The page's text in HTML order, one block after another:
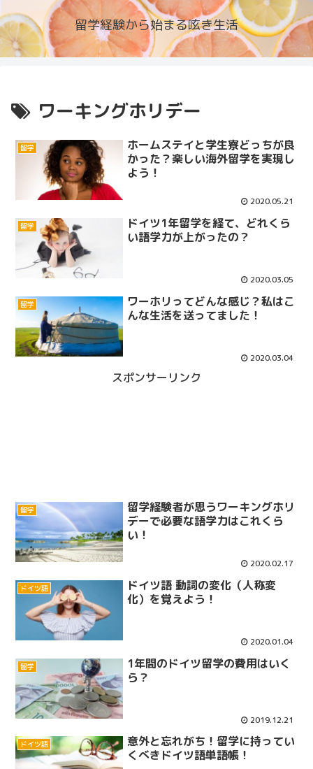
留学経験から始まる呟き生活
ワーキングホリデー
留学
ホームステイと学生寮どっちが良
かった？楽しい海外留学を実現し
よう！
2020.05.21
留学
ドイツ1年留学を経て、どれくら
い語学力が上がったの？
2020.03.05
留学
ワーホリってどんな感じ？私はこ
んな生活を送ってました！
2020.03.04
スポンサーリンク
留学
留学経験者が思うワーキングホリ
デーで必要な語学力はこれくら
い！
2020.02.17
ドイツ語
ドイツ語 動詞の変化（人称変
化）を覚えよう！
2020.01.04
留学
1年間のドイツ留学の費用はいく
ら？
2019.12.21
ドイツ語
意外と忘れがち！留学に持ってい
くべきドイツ語単語帳！